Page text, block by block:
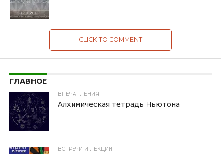
CLICK TO COMMENT
ГЛАВНОЕ
ВПЕЧАТЛЕНИЯ
Алхимическая тетрадь Ньютона
ВСТРЕЧИ И ЛЕКЦИИ